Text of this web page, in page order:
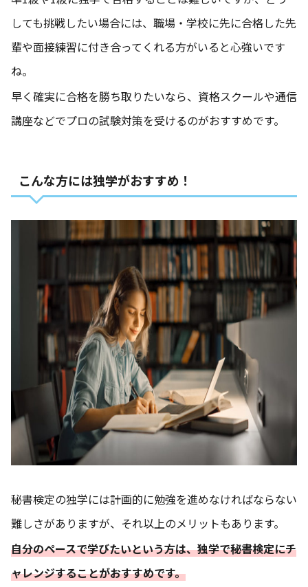
しても挑戦したい場合には、職場・学校に先に合格した先
輩や面接練習に付き合ってくれる方がいると心強いです
ね。
早く確実に合格を勝ち取りたいなら、資格スクールや通信
講座などでプロの試験対策を受けるのがおすすめです。
こんな方には独学がおすすめ！
秘書検定の独学には計画的に勉強を進めなければならない
難しさがありますが、それ以上のメリットもあります。
自分のペースで学びたいという方は、独学で秘書検定にチ
ャレンジすることがおすすめです。